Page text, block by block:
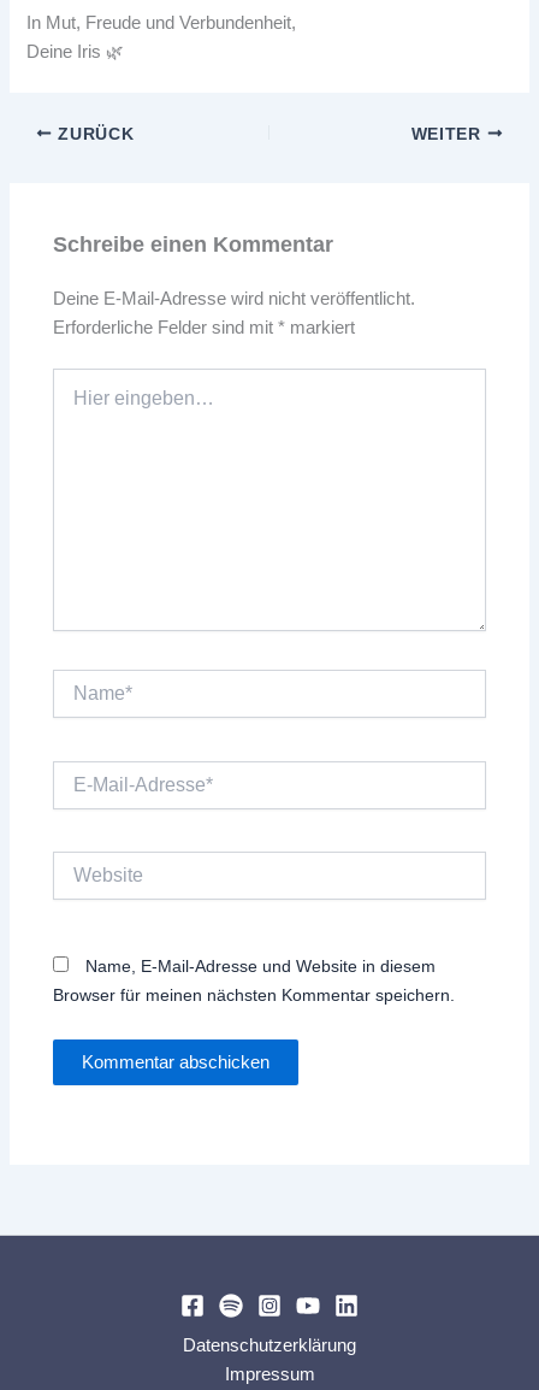
In Mut, Freude und Verbundenheit,
Deine Iris 🌿
ZURÜCK WEITER
Schreibe einen Kommentar
Deine E-Mail-Adresse wird nicht veröffentlicht.
Erforderliche Felder sind mit* markiert
eingeben…
Mail-
Name, E-Mail-Adresse und Website in diesem
Browser für meinen nächsten Kommentar speichern.
Datenschutzerklärung
Impressum